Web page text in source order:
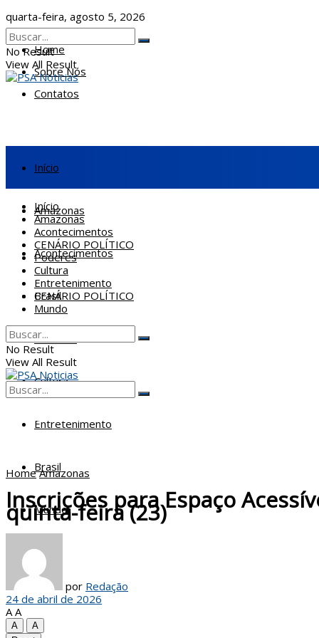
quarta-feira, agosto 5, 2026
Home
Sobre Nós
Contatos
No Result
View All Result
Início
Amazonas
Acontecimentos
CENÁRIO POLÍTICO
Poderes
Cultura
Entretenimento
Brasil
Mundo
Início
Amazonas
Acontecimentos
CENÁRIO POLÍTICO
Poderes
Cultura
Entretenimento
Brasil
Mundo
No Result
View All Result
View All Result
Home Amazonas
Inscrições para Espaço
quinta-feira (23)
por Redação
24 de abril de 2026
A A
A
A